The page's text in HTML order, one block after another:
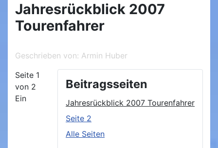
Jahresrückblick 2007
Tourenfahrer
Geschrieben von: Armin Huber
Beitragsseiten
Jahresrückblick 2007 Tourenfahrer
Seite 2
Alle Seiten
Seite 1
von 2
Ein